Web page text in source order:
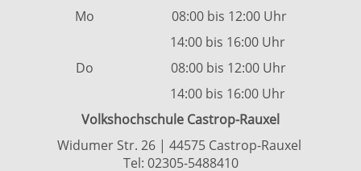
Mo 08:00 bis 12:00 Uhr
14:00 bis 16:00 Uhr
Do 08:00 bis 12:00 Uhr
14:00 bis 16:00 Uhr
Volkshochschule Castrop-Rauxel
Widumer Str. 26 | 44575 Castrop-Rauxel
Tel: 02305-5488410